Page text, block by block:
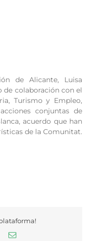
de Alicante, Luisa
colaboración con el
Turismo y Empleo,
conjuntas de
acuerdo que han
de la Comunitat.
WhatsApp
Correo